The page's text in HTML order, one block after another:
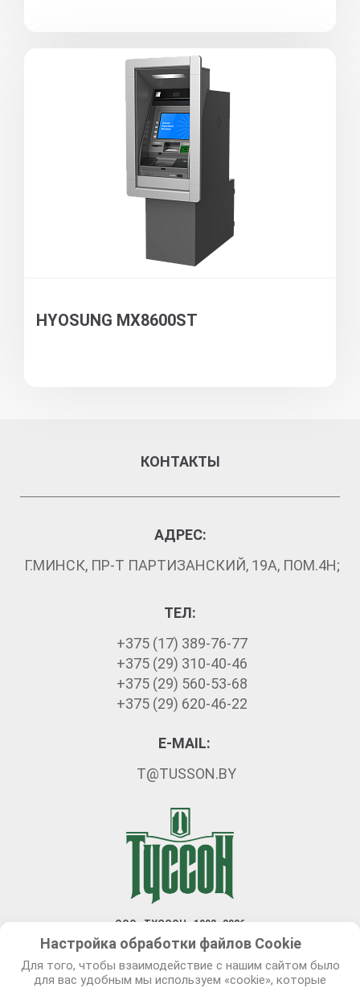
HYOSUNG MX8600ST
ООО «ТУССОН» 1992–2026
Разработка сайта — Новый сайт
Политика в отношении обработки персональных данных
Настройка обработки файлов Сookie
Для того, чтобы взаимодействие с нашим сайтом было
для вас удобным мы используем «cookie», которые
КОНТАКТЫ
АДРЕС:
Г.МИНСК, ПР-Т ПАРТИЗАНСКИЙ, 19А, ПОМ.4Н;
ТЕЛ:
+375 (17) 389-76-77
+375 (29) 310-40-46
+375 (29) 560-53-68
+375 (29) 620-46-22
E-MAIL:
T@TUSSON.BY